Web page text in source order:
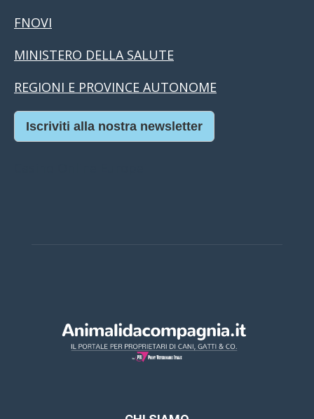
FNOVI
MINISTERO DELLA SALUTE
REGIONI E PROVINCE AUTONOME
Iscriviti alla nostra newsletter